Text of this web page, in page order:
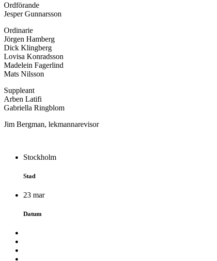
Ordförande
Jesper Gunnarsson
Ordinarie
Jörgen Hamberg
Dick Klingberg
Lovisa Konradsson
Madelein Fagerlind
Mats Nilsson
Suppleant
Arben Latifi
Gabriella Ringblom
Jim Bergman, lekmannarevisor
Stockholm
Stad
23 mar
Datum